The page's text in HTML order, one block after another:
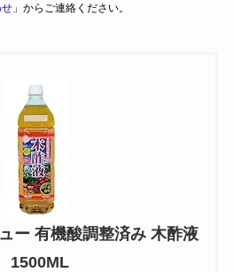
」からご連絡ください。
ー 有機酸調整済み 木酢液
1500ML